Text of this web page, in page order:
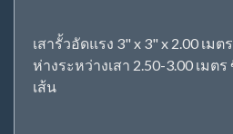
เสารั้วอัดแรง 3" x 3" x 2.00 เมต
ห่างระหว่างเสา 2.50-3.00 เม
เส้น